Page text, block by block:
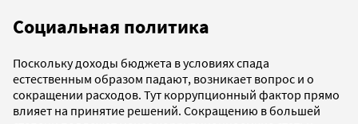
Социальная политика
Поскольку доходы бюджета в условиях спада
естественным образом падают, возникает вопрос и о
сокращении расходов. Тут коррупционный фактор прямо
влияет на принятие решений. Сокращению в большей